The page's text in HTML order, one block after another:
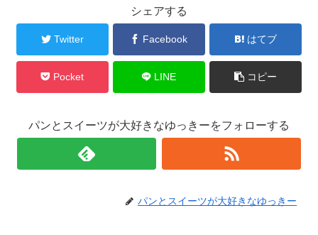
シェアする
Twitter Facebook はてブ
Pocket LINE コピー
パンとスイーツが大好きなゆっきーをフォローする
パンとスイーツが大好きなゆっきー